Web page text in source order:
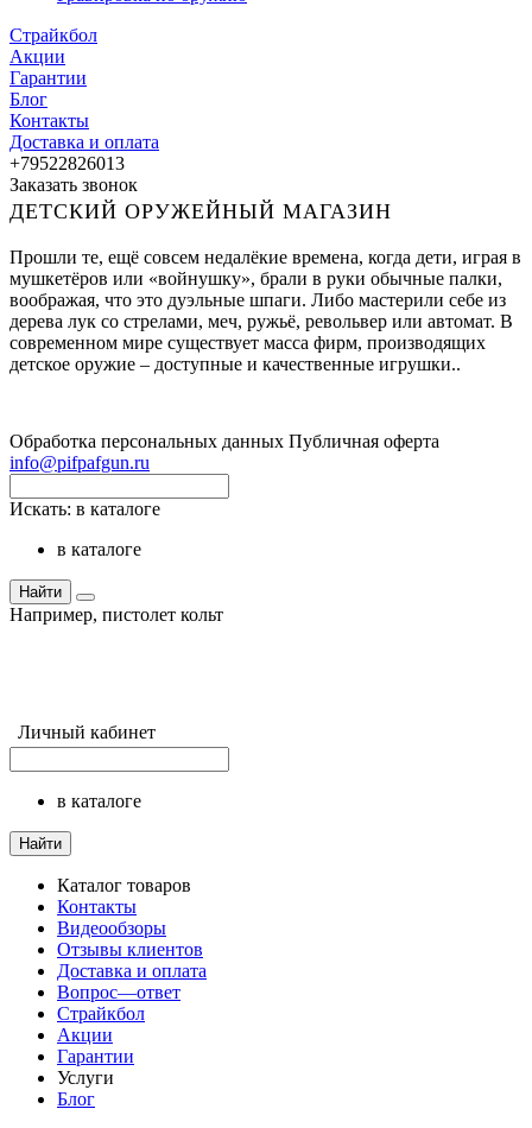
Страйкбол
Акции
Гарантии
Блог
Контакты
Доставка и оплата
+79522826013
Заказать звонок
ДЕТСКИЙ ОРУЖЕЙНЫЙ МАГАЗИН
Прошли те, ещё совсем недалёкие времена, когда дети, играя в
мушкетёров или «войнушку», брали в руки обычные палки,
воображая, что это дуэльные шпаги. Либо мастерили себе из
дерева лук со стрелами, меч, ружьё, револьвер или автомат. В
современном мире существует масса фирм, производящих
детское оружие – доступные и качественные игрушки..
Обработка персональных данных Публичная оферта
info@pifpafgun.ru
Искать: в каталоге
в каталоге
Найти
Например, пистолет кольт
Личный кабинет
в каталоге
Найти
Каталог товаров
Контакты
Видеообзоры
Отзывы клиентов
Доставка и оплата
Вопрос—ответ
Страйкбол
Акции
Гарантии
Услуги
Блог